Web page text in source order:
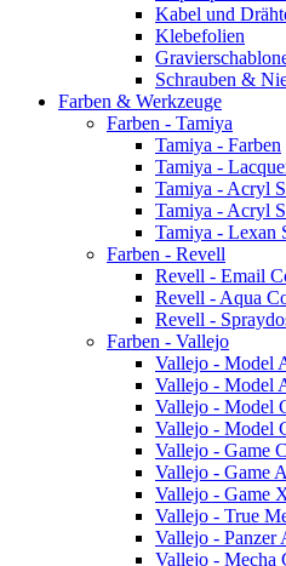
Kabel und
Klebefolien
Schrauben &
Farben & Werkzeuge
Farben - Tamiya
Tamiya - Farben
Tamiya -
Tamiya - Acryl
Tamiya - Acryl
Tamiya - Lexan
Farben - Revell
Revell - Email
Revell - Aqua
Revell -
Farben - Vallejo
Vallejo - Model
Vallejo - Model
Vallejo - Model
Vallejo - Model
Vallejo - Game
Vallejo - Game
Vallejo - Game
Vallejo - True
Vallejo - Panzer
Vallejo - Mecha